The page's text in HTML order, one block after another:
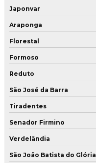
Japonvar
Araponga
Florestal
Formoso
Reduto
São José da Barra
Tiradentes
Senador Firmino
Verdelândia
São João Batista do Glória